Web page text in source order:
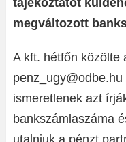
tájékoztatót
megváltozott
A kft. hétfőn közölte
ismeretlenek azt
bankszámlaszáma